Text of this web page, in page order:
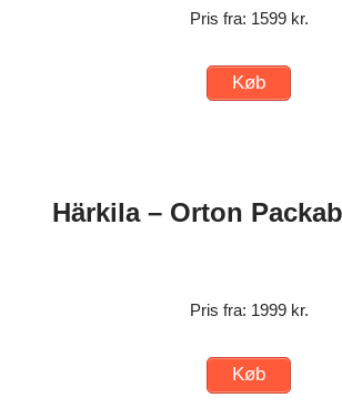
Pris fra: 1599 kr.
Køb
Härkila – Orton
Pris fra: 1999 kr.
Køb